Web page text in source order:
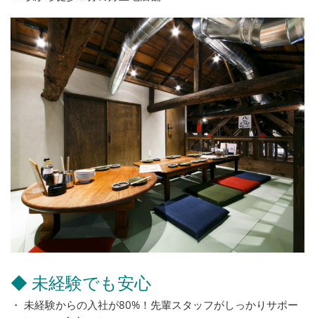
◆ 未経験でも安心
・ 未経験からの入社が80%！先輩スタッフがしっかりサポー